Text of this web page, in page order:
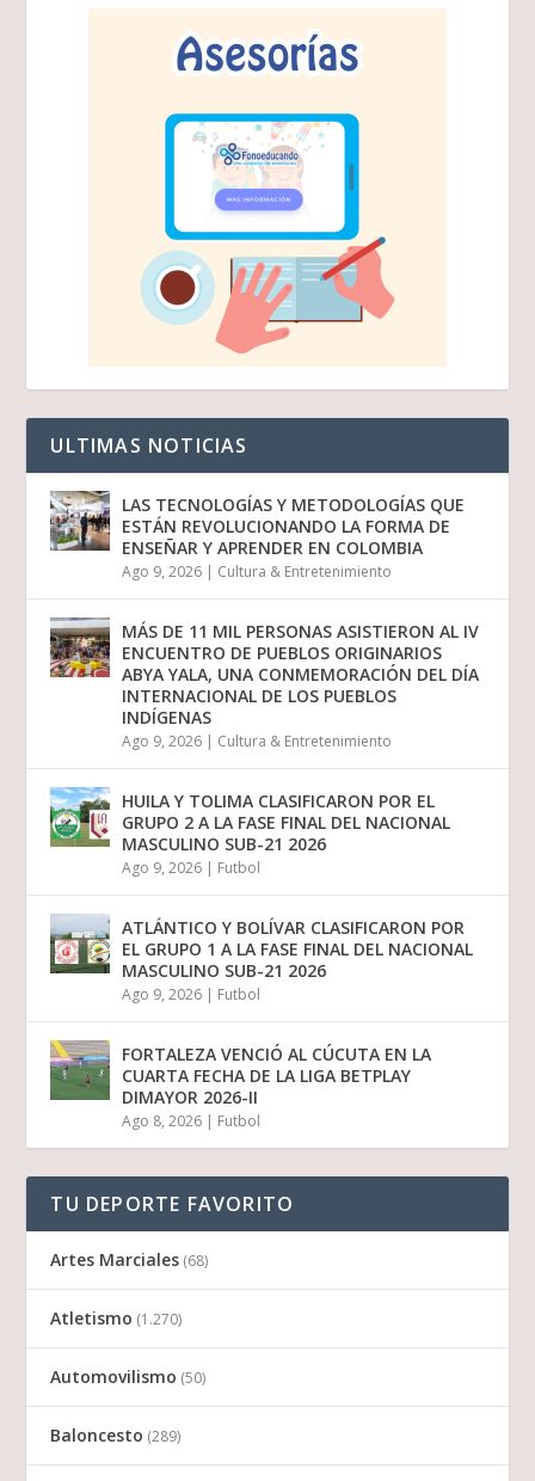
ULTIMAS NOTICIAS
LAS TECNOLOGÍAS Y METODOLOGÍAS QUE
ESTÁN REVOLUCIONANDO LA FORMA DE
ENSEÑAR Y APRENDER EN COLOMBIA
Ago 9, 2026 | Cultura & Entretenimiento
MÁS DE 11 MIL PERSONAS ASISTIERON AL IV
ENCUENTRO DE PUEBLOS ORIGINARIOS
ABYA YALA, UNA CONMEMORACIÓN DEL DÍA
INTERNACIONAL DE LOS PUEBLOS
INDÍGENAS
Ago 9, 2026 | Cultura & Entretenimiento
HUILA Y TOLIMA CLASIFICARON POR EL
GRUPO 2 A LA FASE FINAL DEL NACIONAL
MASCULINO SUB-21 2026
Ago 9, 2026 | Futbol
ATLÁNTICO Y BOLÍVAR CLASIFICARON POR
EL GRUPO 1 A LA FASE FINAL DEL NACIONAL
MASCULINO SUB-21 2026
Ago 9, 2026 | Futbol
FORTALEZA VENCIÓ AL CÚCUTA EN LA
CUARTA FECHA DE LA LIGA BETPLAY
DIMAYOR 2026-II
Ago 8, 2026 | Futbol
TU DEPORTE FAVORITO
Artes Marciales (68)
Atletismo (1.270)
Automovilismo (50)
Baloncesto (289)